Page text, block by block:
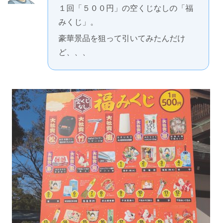
１回「５００円」の空くじなしの「福
みくじ」。
豪華景品を狙って引いてみたんだけ
ど、、、